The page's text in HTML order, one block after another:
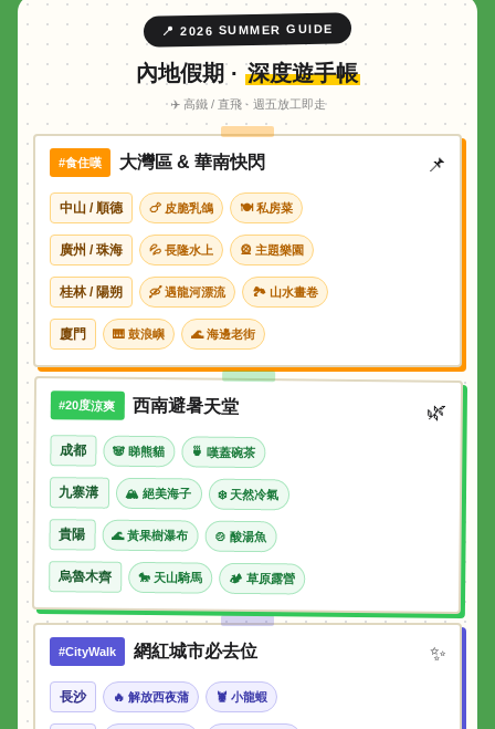
📍 2026 SUMMER GUIDE
內地假期 · 深度遊手帳
✈️ 高鐵 / 直飛 · 週五放工即走
#食住嘆 大灣區 & 華南快閃 📌
中山 / 順德 🍗 皮脆乳鴿 🍽 私房菜
廣州 / 珠海 💦 長隆水上 🎡 主題樂園
桂林 / 陽朔 🛶 遇龍河漂流 🏞 山水畫卷
廈門 🎹 鼓浪嶼 🌊 海邊老街
#20度涼爽 西南避暑天堂 🌿
成都 🐼 睇熊貓 🍵 嘆蓋碗茶
九寨溝 🏔 絕美海子 ❄️ 天然冷氣
貴陽 🌊 黃果樹瀑布 🍲 酸湯魚
烏魯木齊 🐎 天山騎馬 🏕 草原露營
#CityWalk 網紅城市必去位 ✨
長沙 🔥 解放西夜蒲 🦞 小龍蝦